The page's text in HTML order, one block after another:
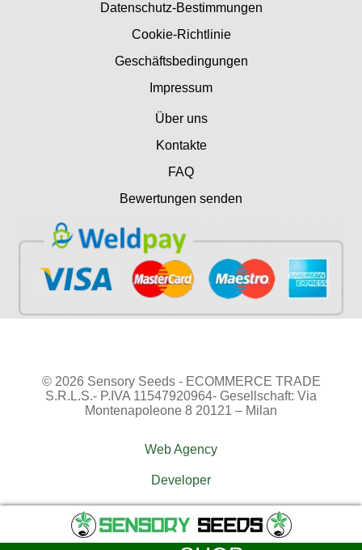
Datenschutz-Bestimmungen
Cookie-Richtlinie
Geschäftsbedingungen
Impressum
Über uns
Kontakte
FAQ
Bewertungen senden
© 2026 Sensory Seeds - ECOMMERCE TRADE
S.R.L.S.- P.IVA 11547920964- Gesellschaft: Via
Montenapoleone 8 20121 – Milan
Web Agency
Developer